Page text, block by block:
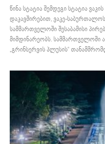
წინა სტატია შემდეგი სტატია
დაკავშირებით, ვაკე-
სამმართველოში შესაბამისი
მიმდინარეობს. სამმართველოში
„გრინსერვის პლუსის“